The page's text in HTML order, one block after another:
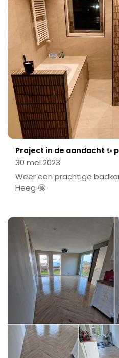
Project in de aandacht ✨
30 mei 2023
Weer een prachtige
Heeg 🤩